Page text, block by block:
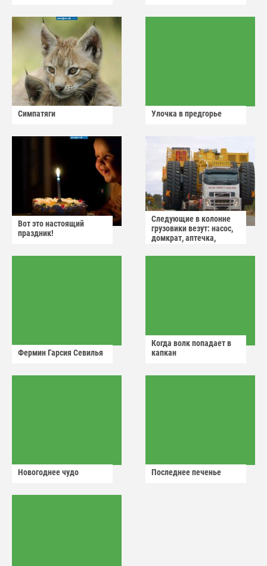
Симпатяги Улочка в предгорье
Вот это настоящий
праздник!
Следующие в колонне
грузовики везут: насос,
домкрат, аптечка,
Фермин Гарсия Севилья
Когда волк попадает в
капкан
Новогоднее чудо Последнее печенье